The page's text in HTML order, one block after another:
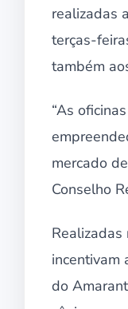
realizadas
terças-
também
“As
mercado
Conselho
incentivam
do